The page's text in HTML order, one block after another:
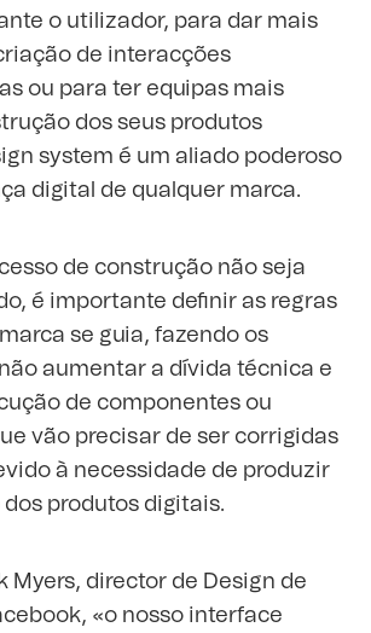
o utilizador, para dar mais
de interacções
ou para ter equipas mais
dos seus produtos
system é um aliado poderoso
digital de qualquer marca.
de construção não seja
é importante definir as regras
se guia, fazendo os
aumentar a dívida técnica e
de componentes ou
vão precisar de ser corrigidas
à necessidade de produzir
produtos digitais.
Myers, director de Design de
«o nosso interface